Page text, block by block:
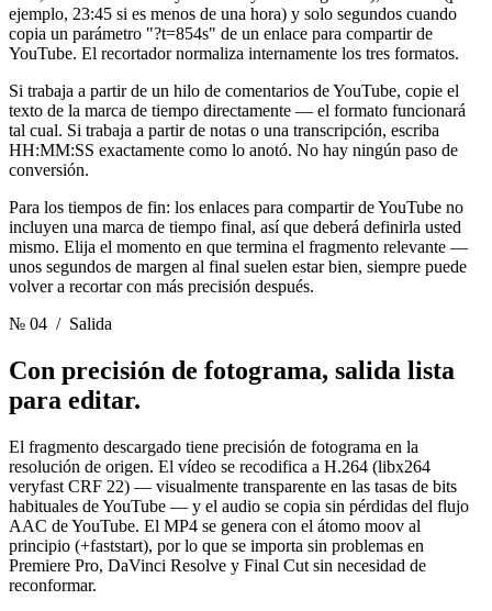
ejemplo, 23:45 si es menos de una hora) y solo segundos cuando
copia un parámetro "?t=854s" de un enlace para compartir de
YouTube. El recortador normaliza internamente los tres formatos.
Si trabaja a partir de un hilo de comentarios de YouTube, copie el
texto de la marca de tiempo directamente — el formato funcionará
tal cual. Si trabaja a partir de notas o una transcripción, escriba
HH:MM:SS exactamente como lo anotó. No hay ningún paso de
conversión.
Para los tiempos de fin: los enlaces para compartir de YouTube no
incluyen una marca de tiempo final, así que deberá definirla usted
mismo. Elija el momento en que termina el fragmento relevante —
unos segundos de margen al final suelen estar bien, siempre puede
volver a recortar con más precisión después.
№ 04 / Salida
Con precisión de fotograma, salida lista
para editar.
El fragmento descargado tiene precisión de fotograma en la
resolución de origen. El vídeo se recodifica a H.264 (libx264
veryfast CRF 22) — visualmente transparente en las tasas de bits
habituales de YouTube — y el audio se copia sin pérdidas del flujo
AAC de YouTube. El MP4 se genera con el átomo moov al
principio (+faststart), por lo que se importa sin problemas en
Premiere Pro, DaVinci Resolve y Final Cut sin necesidad de
reconformar.